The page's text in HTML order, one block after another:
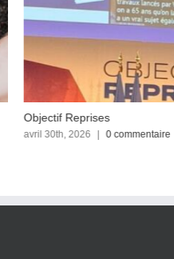
Objectif Reprises
avril 30th, 2026 0 commentaire